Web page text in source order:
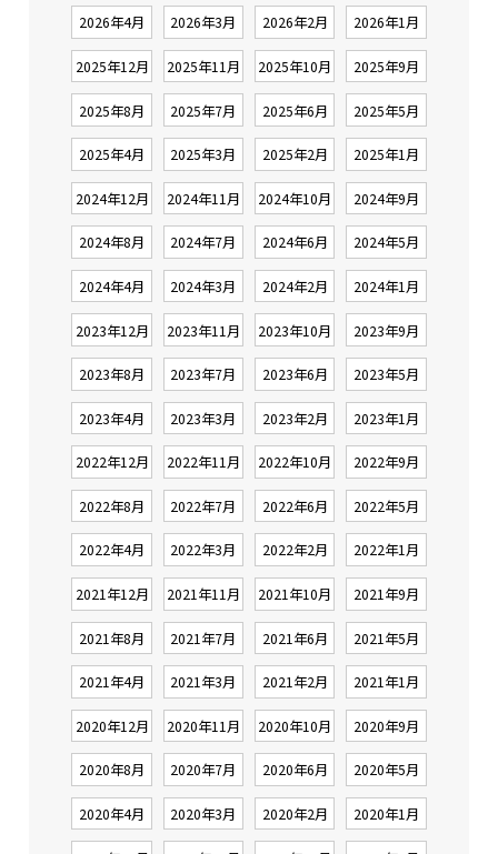
2026年4月 2026年3月 2026年2月 2026年1月
2025年12月 2025年11月 2025年10月 2025年9月
2025年8月 2025年7月 2025年6月 2025年5月
2025年4月 2025年3月 2025年2月 2025年1月
2024年12月 2024年11月 2024年10月 2024年9月
2024年8月 2024年7月 2024年6月 2024年5月
2024年4月 2024年3月 2024年2月 2024年1月
2023年12月 2023年11月 2023年10月 2023年9月
2023年8月 2023年7月 2023年6月 2023年5月
2023年4月 2023年3月 2023年2月 2023年1月
2022年12月 2022年11月 2022年10月 2022年9月
2022年8月 2022年7月 2022年6月 2022年5月
2022年4月 2022年3月 2022年2月 2022年1月
2021年12月 2021年11月 2021年10月 2021年9月
2021年8月 2021年7月 2021年6月 2021年5月
2021年4月 2021年3月 2021年2月 2021年1月
2020年12月 2020年11月 2020年10月 2020年9月
2020年8月 2020年7月 2020年6月 2020年5月
2020年4月 2020年3月 2020年2月 2020年1月